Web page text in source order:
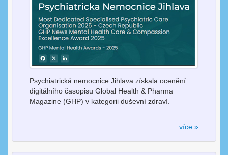
Psychiatrická nemocnice Jihlava získala ocenění
digitálního časopisu Global Health & Pharma
Magazine (GHP) v kategorii duševní zdraví.
více »